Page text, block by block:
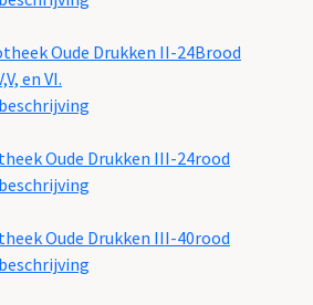
Oude Drukken II-24Brood
en VI.
Oude Drukken III-24rood
Oude Drukken III-40rood